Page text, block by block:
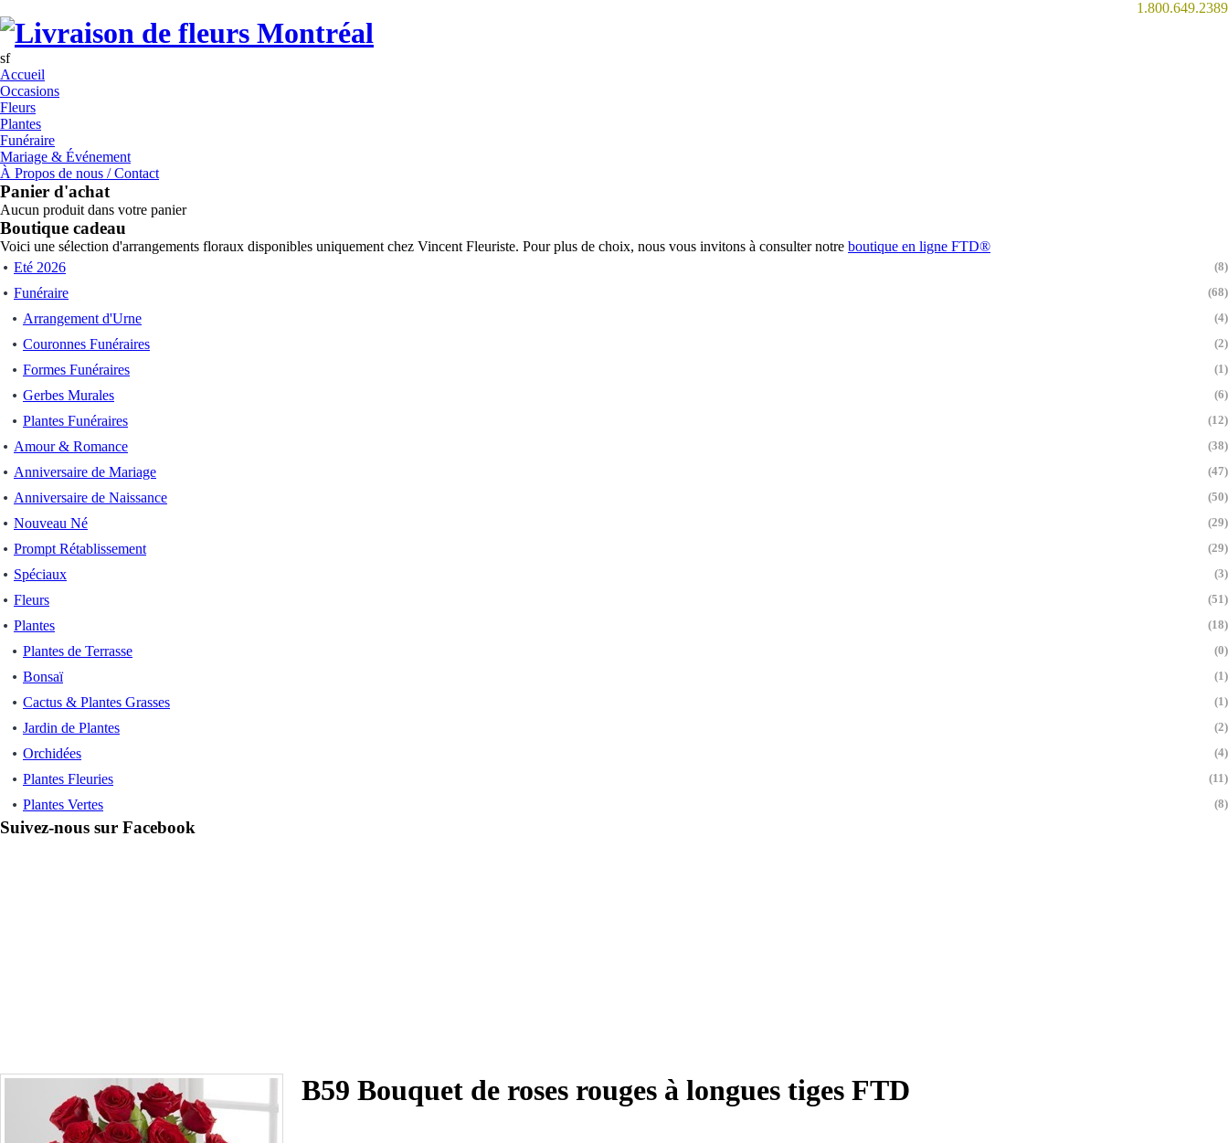
1.800.649.2389
sf
Accueil
Occasions
Fleurs
Plantes
Funéraire
Mariage & Événement
À Propos de nous / Contact
Panier d'achat
Aucun produit dans votre panier
Boutique cadeau
Voici une sélection d'arrangements floraux disponibles uniquement chez Vincent Fleuriste. Pour plus de choix, nous vous invitons à consulter notre boutique en ligne FTD®
Eté 2026
(8)
Funéraire (68)
Arrangement d'Urne (4)
Couronnes Funéraires (2)
Formes Funéraires (1)
Gerbes Murales (6)
Plantes Funéraires (12)
Amour & Romance (38)
Anniversaire de Mariage (47)
Anniversaire de Naissance (50)
Nouveau Né (29)
Prompt Rétablissement (29)
Spéciaux (3)
Fleurs (51)
Plantes (18)
Plantes de Terrasse (0)
Bonsaï (1)
Cactus & Plantes Grasses (1)
Jardin de Plantes (2)
Orchidées (4)
Plantes Fleuries (11)
Plantes Vertes (8)
Suivez-nous sur Facebook
B59 Bouquet de roses rouges à longues tiges FTD